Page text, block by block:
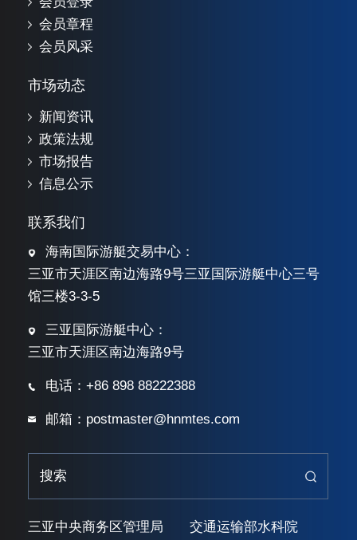
会员章程
会员风采
市场动态
新闻资讯
政策法规
市场报告
信息公示
联系我们
海南国际游艇交易中心：
三亚市天涯区南边海路9号三亚国际游艇中心三号
馆三楼3-3-5
三亚国际游艇中心：
三亚市天涯区南边海路9号
电话：+86 898 88222388
邮箱：postmaster@hnmtes.com
三亚中央商务区管理局
交通运输部水科院